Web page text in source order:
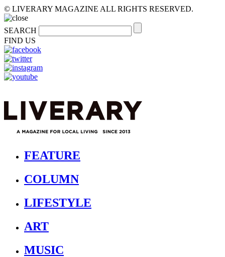
© LIVERARY MAGAZINE ALL RIGHTS RESERVED.
SEARCH
FIND US
FEATURE
COLUMN
LIFESTYLE
ART
MUSIC